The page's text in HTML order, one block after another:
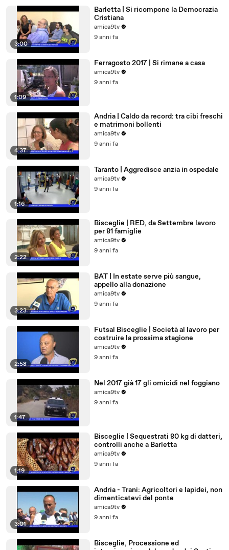
3:00
Barletta | Si ricompone la Democrazia
Cristiana
amica9tv
9 anni fa
1:09
Ferragosto 2017 | Si rimane a casa
amica9tv
9 anni fa
4:37
Andria | Caldo da record: tra cibi freschi
e matrimoni bollenti
amica9tv
9 anni fa
1:16
Taranto | Aggredisce anzia in ospedale
amica9tv
9 anni fa
2:22
Bisceglie | RED, da Settembre lavoro
per 81 famiglie
amica9tv
9 anni fa
3:23
BAT | In estate serve più sangue,
appello alla donazione
amica9tv
9 anni fa
2:58
Futsal Bisceglie | Società al lavoro per
costruire la prossima stagione
amica9tv
9 anni fa
1:47
Nel 2017 già 17 gli omicidi nel foggiano
amica9tv
9 anni fa
1:19
Bisceglie | Sequestrati 80 kg di datteri,
controlli anche a Barletta
amica9tv
9 anni fa
3:01
Andria - Trani: Agricoltori e lapidei, non
dimenticatevi del ponte
amica9tv
9 anni fa
Bisceglie, Processione ed